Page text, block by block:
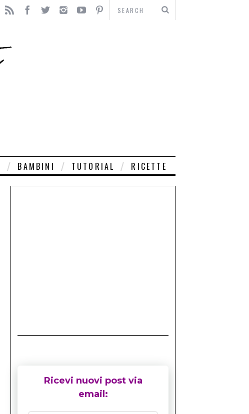
BAMBINI TUTORIAL RICETTE
Ricevi nuovi post via
email: